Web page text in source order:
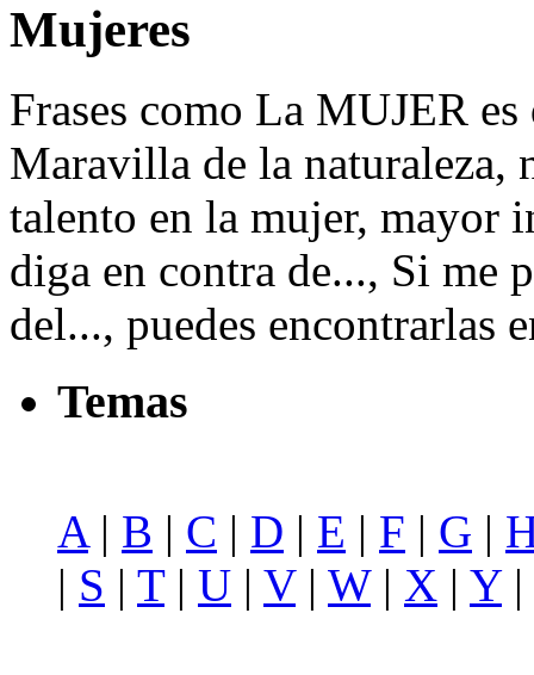
Mujeres
Frases como La MUJER
Maravilla de la naturaleza,
talento en la mujer, mayor
diga en contra de..., Si me
del..., puedes encontrarlas
Temas
A| B | C | D | E | F | G |
| S | T| U | V| W| X | Y|